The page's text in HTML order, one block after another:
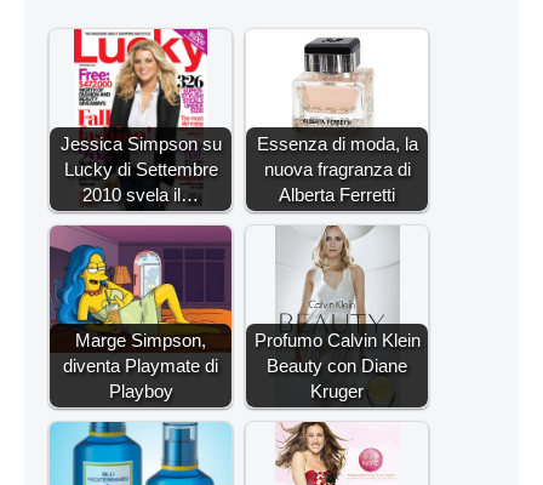
Jessica Simpson su
Lucky di Settembre
2010 svela il…
Essenza di moda, la
nuova fragranza di
Alberta Ferretti
Marge Simpson,
diventa Playmate di
Playboy
Profumo Calvin Klein
Beauty con Diane
Kruger